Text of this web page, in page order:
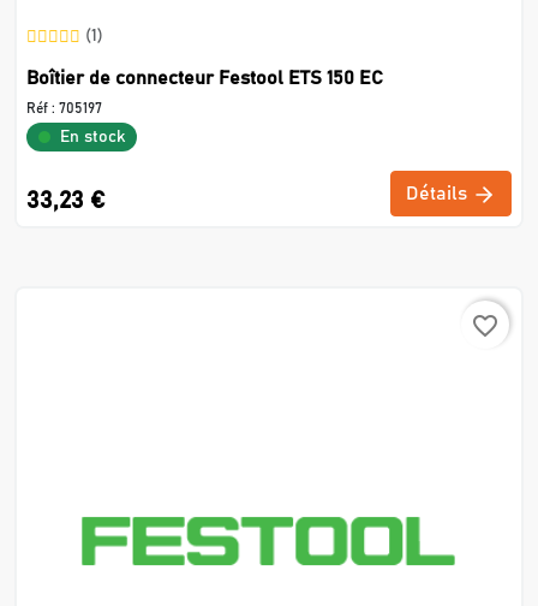
(1)
Boîtier de connecteur Festool ETS 150 EC
Réf : 705197
En stock
33,23 € Détails
favorite_border